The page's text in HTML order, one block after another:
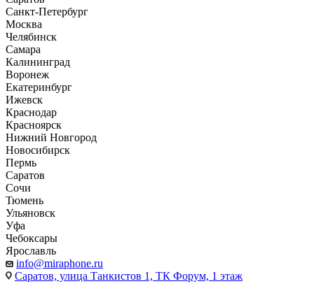
Санкт-Петербург
Москва
Челябинск
Самара
Калининград
Воронеж
Екатеринбург
Ижевск
Краснодар
Красноярск
Нижний Новгород
Новосибирск
Пермь
Саратов
Сочи
Тюмень
Ульяновск
Уфа
Чебоксары
Ярославль
info@miraphone.ru
Саратов, улица Танкистов 1, ТК Форум, 1 этаж